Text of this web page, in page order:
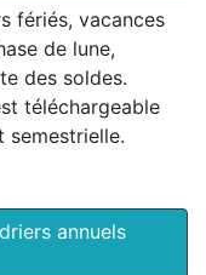
fériés, vacances
de lune,
des soldes.
téléchargeable
semestrielle.
annuels